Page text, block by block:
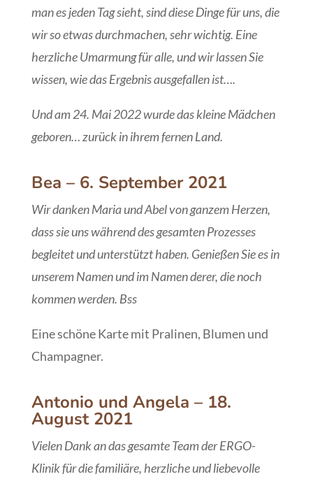
man es jeden Tag sieht, sind diese Dinge für uns, die
wir so etwas durchmachen, sehr wichtig. Eine
herzliche Umarmung für alle, und wir lassen Sie
wissen, wie das Ergebnis ausgefallen ist….
Und am 24. Mai 2022 wurde das kleine Mädchen
geboren… zurück in ihrem fernen Land.
Bea – 6. September 2021
Wir danken Maria und Abel von ganzem Herzen,
dass sie uns während des gesamten Prozesses
begleitet und unterstützt haben. Genießen Sie es in
unserem Namen und im Namen derer, die noch
kommen werden. Bss
Eine schöne Karte mit Pralinen, Blumen und
Champagner.
Antonio und Angela – 18.
August 2021
Vielen Dank an das gesamte Team der ERGO-
Klinik für die familiäre, herzliche und liebevolle